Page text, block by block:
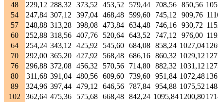
48
229,12 288,32 373,52 453,52 579,44 708,56 850,56
54
247,84 307,12 397,04 468,48 599,60 745,12 909,76
57
248,88 313,28 398,08 473,84 634,48 746,16 930,72
60
252,88 318,56 407,76 520,64 643,52 747,12 976,00
64
254,24 343,12 425,92 545,60 684,08 858,24 1027,04
70
292,00 365,20 427,92 568,48 686,16 860,32 1029,12
76
296,88 372,08 456,32 570,56 714,80 882,32 1031,12
80
311,68 391,04 480,56 609,60 739,60 951,84 1072,48
89
324,96 397,44 479,12 646,56 787,84 954,88 1075,52
102
362,64 475,36 575,68 668,48 842,24 1095,841200,80